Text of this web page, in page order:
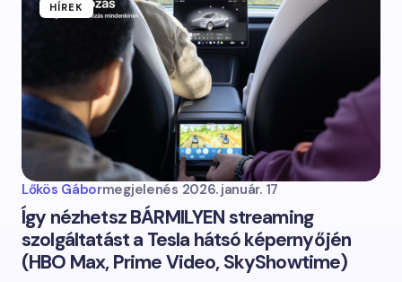
HÍREK
Lőkös Gábormegjelenés 2026. január. 17
Így nézhetsz BÁRMILYEN streaming
szolgáltatást a Tesla hátsó képernyőjén
(HBO Max, Prime Video, SkyShowtime)